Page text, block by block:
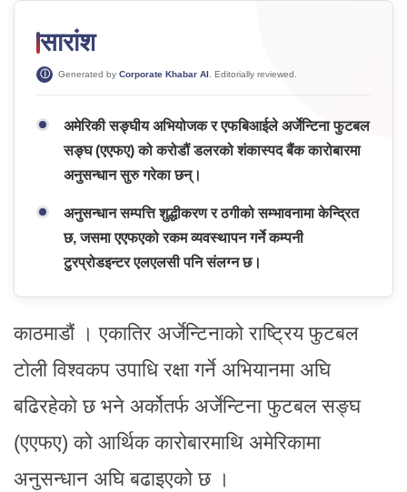
सारांश
Generated by Corporate Khabar AI . Editorially reviewed.
अमेरिकी सङ्घीय अभियोजक र एफबिआईले अर्जेन्टिना फुटबल
सङ्घ (एएफए) को करोडौं डलरको शंकास्पद बैंक कारोबारमा
अनुसन्धान सुरु गरेका छन्।
अनुसन्धान सम्पत्ति शुद्धीकरण र ठगीको सम्भावनामा केन्द्रित
छ, जसमा एएफएको रकम व्यवस्थापन गर्ने कम्पनी
टुरप्रोडइन्टर एलएलसी पनि संलग्न छ।
काठमाडौं । एकातिर अर्जेन्टिनाको राष्ट्रिय फुटबल
टोली विश्वकप उपाधि रक्षा गर्ने अभियानमा अघि
बढिरहेको छ भने अर्कोतर्फ अर्जेन्टिना फुटबल सङ्घ
(एएफए) को आर्थिक कारोबारमाथि अमेरिकामा
अनुसन्धान अघि बढाइएको छ ।